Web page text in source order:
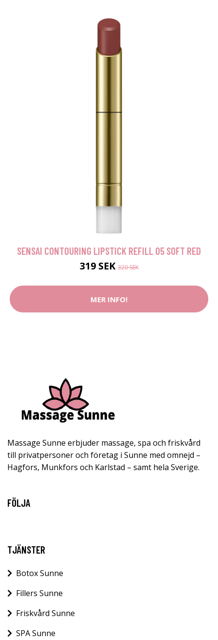
SENSAI CONTOURING LIPSTICK REFILL 05 SOFT RED
319 SEK320 SEK
MER INFO!
Massage Sunne erbjuder massage, spa och friskvård
till privatpersoner och företag i Sunne med omnejd –
Hagfors, Munkfors och Karlstad – samt hela Sverige.
FÖLJA
TJÄNSTER
Botox Sunne
Fillers Sunne
Friskvård Sunne
SPA Sunne